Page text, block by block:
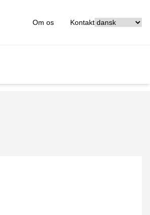
Om os Kontakt